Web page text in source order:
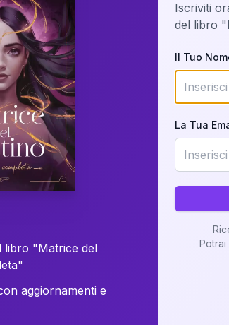
della tua Matrice del Destino
o studiando attraverso il
Richiedi
✨ Interpretazione
Scopri il Libro
libro "Matrice del
aggiornamenti e
Iscriviti
del libro
Il Tuo
La Tua
Potrai